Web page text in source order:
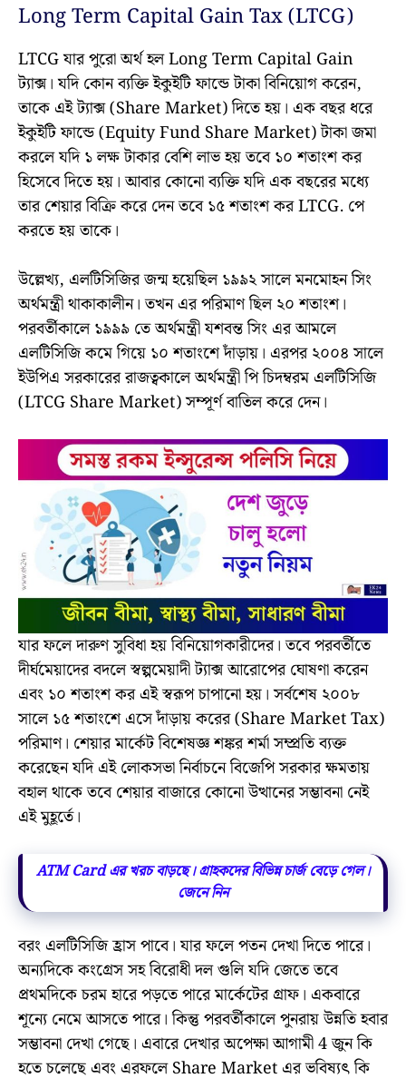
Long Term Capital Gain Tax (LTCG)
LTCG যার পুরো অর্থ হল Long Term Capital Gain
ট্যাক্স। যদি কোন ব্যক্তি ইকুইটি ফান্ডে টাকা বিনিয়োগ করেন,
তাকে এই ট্যাক্স (Share Market) দিতে হয়। এক বছর ধরে
ইকুইটি ফান্ডে (Equity Fund Share Market) টাকা জমা
করলে যদি ১ লক্ষ টাকার বেশি লাভ হয় তবে ১০ শতাংশ কর
হিসেবে দিতে হয়। আবার কোনো ব্যক্তি যদি এক বছরের মধ্যে
তার শেয়ার বিক্রি করে দেন তবে ১৫ শতাংশ কর LTCG. পে
করতে হয় তাকে।
উল্লেখ্য, এলটিসিজির জন্ম হয়েছিল ১৯৯২ সালে মনমোহন সিং
অর্থমন্ত্রী থাকাকালীন। তখন এর পরিমাণ ছিল ২০ শতাংশ।
পরবর্তীকালে ১৯৯৯ তে অর্থমন্ত্রী যশবন্ত সিং এর আমলে
এলটিসিজি কমে গিয়ে ১০ শতাংশে দাঁড়ায়। এরপর ২০০৪ সালে
ইউপিএ সরকারের রাজত্বকালে অর্থমন্ত্রী পি চিদম্বরম এলটিসিজি
(LTCG Share Market) সম্পূর্ণ বাতিল করে দেন।
যার ফলে দারুণ সুবিধা হয় বিনিয়োগকারীদের। তবে পরবর্তীতে
দীর্ঘমেয়াদের বদলে স্বল্পমেয়াদী ট্যাক্স আরোপের ঘোষণা করেন
এবং ১০ শতাংশ কর এই স্বরূপ চাপানো হয়। সর্বশেষ ২০০৮
সালে ১৫ শতাংশে এসে দাঁড়ায় করের (Share Market Tax)
পরিমাণ। শেয়ার মার্কেট বিশেষজ্ঞ শঙ্কর শর্মা সম্প্রতি ব্যক্ত
করেছেন যদি এই লোকসভা নির্বাচনে বিজেপি সরকার ক্ষমতায়
বহাল থাকে তবে শেয়ার বাজারে কোনো উত্থানের সম্ভাবনা নেই
এই মুহূর্তে।
ATM Card এর খরচ বাড়ছে। গ্রাহকদের বিভিন্ন চার্জ বেড়ে গেল।
জেনে নিন
বরং এলটিসিজি হ্রাস পাবে। যার ফলে পতন দেখা দিতে পারে।
অন্যদিকে কংগ্রেস সহ বিরোধী দল গুলি যদি জেতে তবে
প্রথমদিকে চরম হারে পড়তে পারে মার্কেটের গ্রাফ। একবারে
শূন্যে নেমে আসতে পারে। কিন্তু পরবর্তীকালে পুনরায় উন্নতি হবার
সম্ভাবনা দেখা গেছে। এবারে দেখার অপেক্ষা আগামী 4 জুন কি
হতে চলেছে এবং এরফলে Share Market এর ভবিষ্যৎ কি